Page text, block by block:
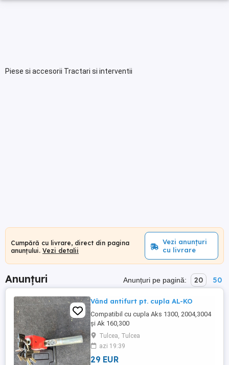
Piese si accesorii Tractari si interventii
Cumpără cu livrare, direct din pagina
anunțului. Vezi detalii
Vezi anunțuri
cu livrare
Anunțuri Anunțuri pe pagină: 20 50
Vând antifurt pt. cupla AL-KO
Compatibil cu cupla Aks 1300, 2004,3004
și Ak 160,300
Tulcea, Tulcea
azi 19:39
29 EUR